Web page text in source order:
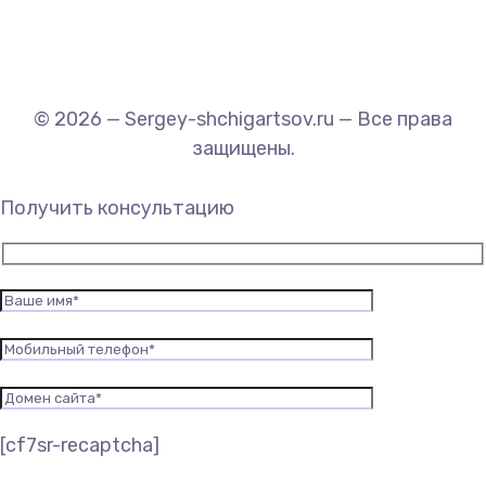
© 2026 — Sergey-shchigartsov.ru — Все права
защищены.
Получить консультацию
[cf7sr-recaptcha]